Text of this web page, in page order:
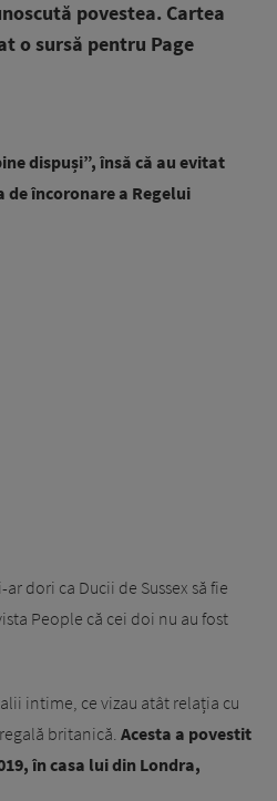
povestea. Cartea
o sursă pentru Page
dispuși”, însă că au evitat
încoronare a Regelui
dori ca Ducii de Sussex să fie
People că cei doi nu au fost
intime, ce vizau atât relația cu
britanică. Acesta a povestit
în casa lui din Londra,